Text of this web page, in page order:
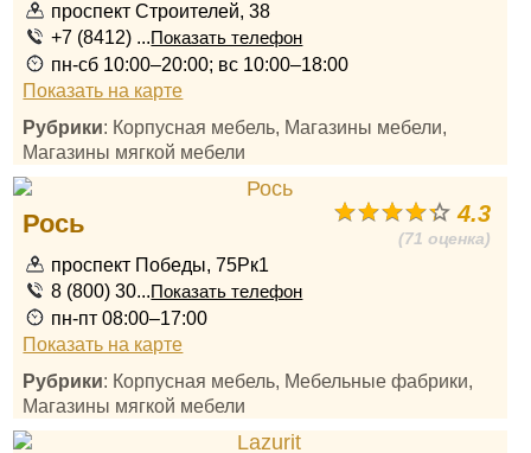
проспект Строителей, 38
+7 (8412) ...Показать телефон
пн-сб 10:00–20:00; вс 10:00–18:00
Показать на карте
Рубрики: Корпусная мебель, Магазины мебели,
Магазины мягкой мебели
4.3
(71 оценка)
Рось
проспект Победы, 75Рк1
8 (800) 30...Показать телефон
пн-пт 08:00–17:00
Показать на карте
Рубрики: Корпусная мебель, Мебельные фабрики,
Магазины мягкой мебели